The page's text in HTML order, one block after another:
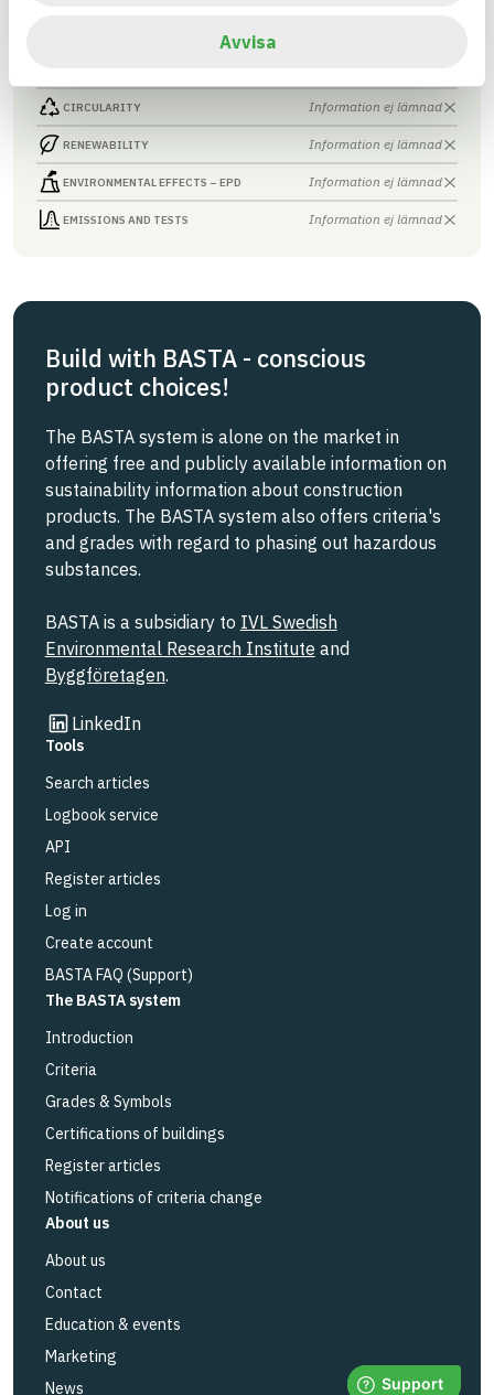
Avvisa
HEALTH AND ENVIRONMENTAL HAZARDS
CIRCULARITY Information ej lämnad
RENEWABILITY Information ej lämnad
ENVIRONMENTAL EFFECTS – EPD Information ej lämnad
EMISSIONS AND TESTS Information ej lämnad
Build with BASTA - conscious
product choices!
The BASTA system is alone on the market in
offering free and publicly available information on
sustainability information about construction
products. The BASTA system also offers criteria's
and grades with regard to phasing out hazardous
substances.
BASTA is a subsidiary to IVL Swedish
Environmental Research Institute and
Byggföretagen.
LinkedIn
Link to other website
Tools
Search articles
Logbook service
API
Register articles
Log in
Create account
BASTA FAQ (Support)
The BASTA system
Introduction
Criteria
Grades & Symbols
Certifications of buildings
Register articles
Notifications of criteria change
About us
About us
Contact
Education & events
Marketing
News